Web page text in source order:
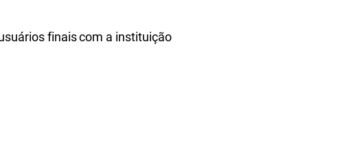
finais com a instituição